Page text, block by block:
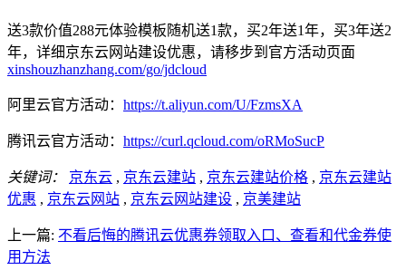
送3款价值288元体验模板随机送1款，买2年送1年，买3年送2
年，详细京东云网站建设优惠，请移步到官方活动页面
xinshouzhanzhang.com/go/jdcloud
阿里云官方活动： https://t.aliyun.com/U/FzmsXA
腾讯云官方活动： https://curl.qcloud.com/oRMoSucP
关键词： 京东云 , 京东云建站 , 京东云建站价格 , 京东云建站
优惠 , 京东云网站 , 京东云网站建设 , 京美建站
上一篇: 不看后悔的腾讯云优惠券领取入口、查看和代金券使
用方法